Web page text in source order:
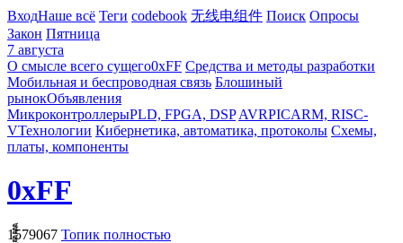
ВходНаше всё Теги codebook 无线电组件 Поиск Опросы
Закон Пятница
7 августа
О смысле всего сущего0xFF Средства и методы разработки
Мобильная и беспроводная связь Блошиный
рынокОбъявления
МикроконтроллерыPLD, FPGA, DSP AVRPICARM, RISC-
VТехнологии Кибернетика, автоматика, протоколы Схемы,
платы, компоненты
0xFF
1579067 Топик полностью